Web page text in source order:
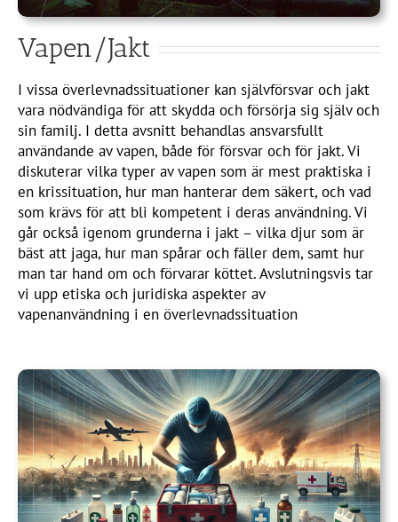
Vapen/Jakt
I vissa överlevnadssituationer kan självförsvar och jakt
vara nödvändiga för att skydda och försörja sig själv och
sin familj. I detta avsnitt behandlas ansvarsfullt
användande av vapen, både för försvar och för jakt. Vi
diskuterar vilka typer av vapen som är mest praktiska i
en krissituation, hur man hanterar dem säkert, och vad
som krävs för att bli kompetent i deras användning. Vi
går också igenom grunderna i jakt – vilka djur som är
bäst att jaga, hur man spårar och fäller dem, samt hur
man tar hand om och förvarar köttet. Avslutningsvis tar
vi upp etiska och juridiska aspekter av
vapenanvändning i en överlevnadssituation